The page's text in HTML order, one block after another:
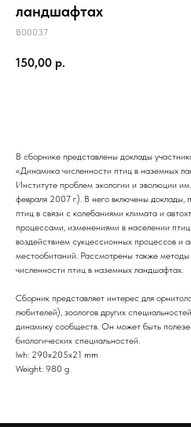
ландшафтах
B00037
150,00 р.
В сборнике представлены доклады
«Динамика численности птиц в наземных
Институте проблем экологии и эволюции
февраля 2007 г.). В него включены
птиц в связи с колебаниями климата и
процессами, изменениями в населении
воздействием сукцессионных процессов и
местообитаний. Рассмотрены также
численности птиц в наземных ландшафтах.
Сборник представляет интерес для
любителей), зоологов других
динамику сообществ. Он может быть
биологических специальностей.
lwh: 290x205x21 mm
Weight: 980 g